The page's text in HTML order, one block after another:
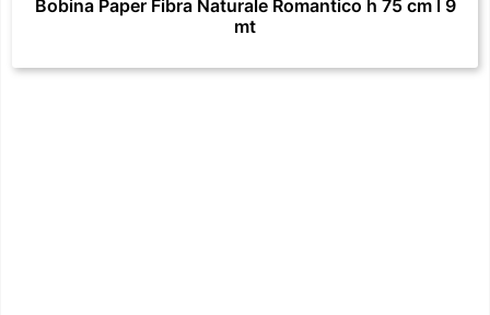
Bobina Paper Fibra Naturale Romantico h 75 cm l 9
mt